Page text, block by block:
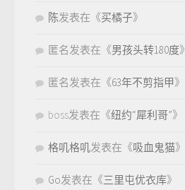
陈发表在《买橘子》
匿名发表在《男孩头转180度》
匿名发表在《63年不剪指甲》
boss发表在《纽约“犀利哥”》
格叽格叽发表在《吸血鬼猫》
Go发表在《三里屯优衣库》